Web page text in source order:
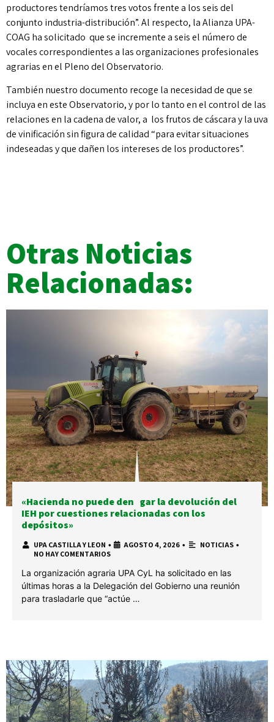
productores tendríamos tres votos frente a los seis del
conjunto industria-distribución”. Al respecto, la Alianza UPA-
COAG ha solicitado que se incremente a seis el número de
vocales correspondientes a las organizaciones profesionales
agrarias en el Pleno del Observatorio.
También nuestro documento recoge la necesidad de que se
incluya en este Observatorio, y por lo tanto en el control de las
relaciones en la cadena de valor, a los frutos de cáscara y la uva
de vinificación sin figura de calidad “para evitar situaciones
indeseadas y que dañen los intereses de los productores”.
Otras Noticias
Relacionadas:
«Hacienda no puede denegar la devolución del
IEH por cuestiones relacionadas con los
depósitos»
UPA CASTILLA Y LEON • AGOSTO 4, 2026 • NOTICIAS •
NO HAY COMENTARIOS
La organización agraria UPA CyL ha solicitado en las
últimas horas a la Delegación del Gobierno una reunión
para trasladarle que “actúe …